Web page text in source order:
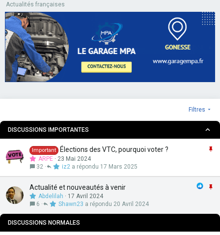
Actualités françaises
Filtres
DISCUSSIONS IMPORTANTES
o
Important Élections des VTC, pourquoi voter ?
ARPE
23 Mai 2024
32
17 Mars 2025
iz2
o
t
Actualité et nouveautés à venir
Abdelilah
17 Avril 2024
6
20 Avril 2024
Shawn23
DISCUSSIONS NORMALES